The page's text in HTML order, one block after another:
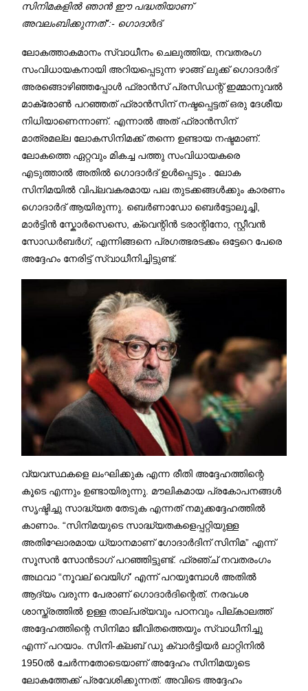
സിനിമകളിൽ ഞാൻ ഈ പദ്ധതിയാണ്
അവലംബിക്കുന്നത്”:- ഗൊദാർദ്
ലോകത്താകമാനം സ്വാധീനം ചെലുത്തിയ, നവതരംഗ
സംവിധായകനായി അറിയപ്പെടുന്ന ഴാങ്ങ് ലുക്ക് ഗൊദാർദ്
അരങ്ങൊഴിഞ്ഞപ്പോൾ ഫ്രാൻസ് പ്രസിഡന്റ് ഇമ്മാനുവൽ
മാക്രോൺ പറഞ്ഞത് ഫ്രാൻസിന് നഷ്ടപ്പെട്ടത് ഒരു ദേശീയ
നിധിയാണെന്നാണ്. എന്നാൽ അത് ഫ്രാൻസിന്
മാത്രമല്ല ലോകസിനിമക്ക് തന്നെ ഉണ്ടായ നഷ്ടമാണ്.
ലോകത്തെ ഏറ്റവും മികച്ച പത്തു സംവിധായകരെ
എടുത്താൽ അതിൽ ഗൊദാർദ് ഉൾപ്പെടും . ലോക
സിനിമയിൽ വിപ്ലവകരമായ പല തുടക്കങ്ങൾക്കും കാരണം
ഗൊദാർദ് ആയിരുന്നു. ബെർണാഡോ ബെർട്ടോലൂച്ചി,
മാർട്ടിൻ സ്കോർസെസെ, ക്വെന്റിൻ ടരാന്റിനോ, സ്റ്റീവൻ
സോഡർബർഗ്, എന്നിങ്ങനെ പ്രഗത്ഭരടക്കം ഒട്ടേറെ പേരെ
അദ്ദേഹം നേരിട്ട് സ്വാധീനിച്ചിട്ടുണ്ട്.
വ്യവസ്ഥകളെ ലംഘിക്കുക എന്ന രീതി അദ്ദേഹത്തിന്റെ
കൂടെ എന്നും ഉണ്ടായിരുന്നു. മൗലികമായ പ്രകോപനങ്ങൾ
സൃഷ്ടിച്ചു സാദ്ധ്യത തേടുക എന്നത് നമുക്കദ്ദേഹത്തിൽ
കാണാം. “സിനിമയുടെ സാദ്ധ്യതകളെപ്പറ്റിയുള്ള
അതിഘോരമായ ധ്യാനമാണ് ഗോദാർദിന് സിനിമ” എന്ന്
സൂസൻ സോൻടാഗ് പറഞ്ഞിട്ടുണ്ട്. ഫ്രഞ്ച് നവതരംഗം
അഥവാ “നൂവല് വെയിഗ്’ എന്ന് പറയുമ്പോൾ അതിൽ
ആദ്യം വരുന്ന പേരാണ് ഗൊദാർദിന്റെത്. നരവംശ
ശാസ്ത്രത്തിൽ ഉള്ള താല്പര്യവും പഠനവും പില്കാലത്ത്
അദ്ദേഹത്തിന്റെ സിനിമാ ജീവിതത്തെയും സ്വാധീനിച്ചു
എന്ന് പറയാം. സിനി-ക്ലബ് ഡു ക്വാർട്ടിയർ ലാറ്റിനിൽ
1950ൽ ചേർന്നതോടെയാണ് അദ്ദേഹം സിനിമയുടെ
ലോകത്തേക്ക് പ്രവേശിക്കുന്നത്. അവിടെ അദ്ദേഹം